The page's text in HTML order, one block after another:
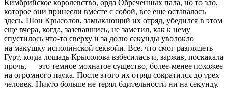
Кимбрийское королевство, орда Обреченных пала, но то зло,
которое они принесли вместе с собой, все еще оставалось
здесь. Шон Крысолов, замыкающий их отряд, убедился в этом
еще вчера, когда, зазевавшись, не заметил, как к нему
спустилось что-то сверху и за долю секунды уволокло
на макушку исполинской секвойи. Все, что смог разглядеть
Гурт, когда лошадь Крысолова взбесилась и, заржав, поскакала
прочь, — это темное мохнатое существо, более-менее похожее
на огромного паука. После этого их отряд сократился до трех
человек. Никто больше не терял бдительности ни на секунду.